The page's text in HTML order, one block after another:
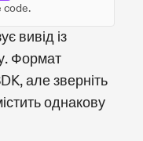
code.
вивід із
Формат
але зверніть
однакову